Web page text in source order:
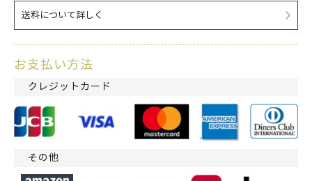
送料について詳しく
お支払い方法
クレジットカード
その他